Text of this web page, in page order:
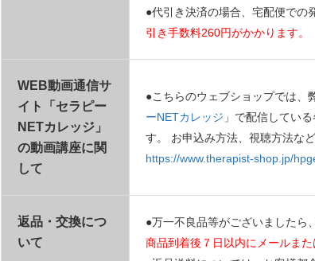
●代引き決済の場合、宅配便での
引き手数料260円がかかります。
WEB動画通信サ
イト「セラピー
NETカレッジ」
の動画講座に関
して
●こちらのウェブショップでは、
ーNETカレッジ 」で配信してい
す。 お申込み方法、視聴方法な
https://www.therapist-shop.jp/
返品・交換につ
いて
●万一不良品等がございましたら
商品到着後７日以内にメールまた